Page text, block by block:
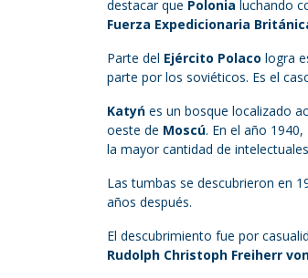
destacar que Polonia luchando
Fuerza Expedicionaria
Parte del Ejército Polaco logra
parte por los soviéticos. Es el
Katyń es un bosque localizado
oeste de Moscú. En el año 1940,
la mayor cantidad de
Las tumbas se descubrieron en
años después.
El descubrimiento fue por
Rudolph Christoph Freiherr